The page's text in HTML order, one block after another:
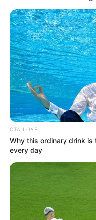
törekszik azok
nyugdíj hasonló
évről évre történő
gyakorolna a
hiszen egy nagyobb
kifizetése
nyugdíjasok egy-egy
Ezen kívül a
összefüggésben áll
az idősebb
támogatás
életminőségüket. A
gazdasági hatásait
vizsgálni. Egyrészt
a belső keresletet,
extra jövedelmet
CTA LOVE
Why this ordinary drink
every day